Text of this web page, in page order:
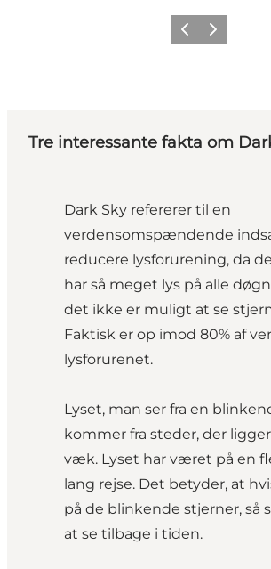
ForrigeNæste
Tre interessante fakta om
Dark Sky refererer til en
verdensomspændende
reducere lysforurening, da
har så meget lys på alle
det ikke er muligt at se
Faktisk er op imod 80% af
lysforurenet.
Lyset, man ser fra en
kommer fra steder, der
væk. Lyset har været på en
lang rejse. Det betyder, at
på de blinkende stjerner, så
at se tilbage i tiden.